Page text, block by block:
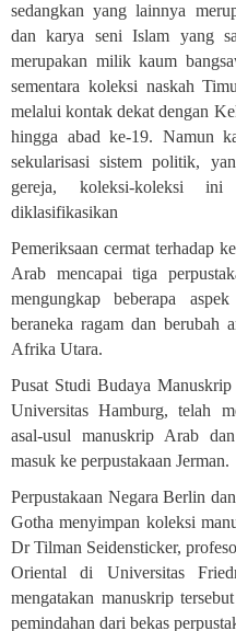
sedangkan yang lainnya
dan karya seni Islam yang
merupakan milik kaum
sementara koleksi naskah
melalui kontak dekat dengan
hingga abad ke-19. Namun
sekularisasi sistem politik,
gereja, koleksi-koleksi
diklasifikasikan
Pemeriksaan cermat terhadap
Arab mencapai tiga
mengungkap beberapa
beraneka ragam dan berubah
Afrika Utara.
Pusat Studi Budaya
Universitas Hamburg, telah
asal-usul manuskrip Arab
masuk ke perpustakaan Jerman.
Perpustakaan Negara Berlin
Gotha menyimpan koleksi
Dr Tilman Seidensticker,
Oriental di Universitas
mengatakan manuskrip
pemindahan dari bekas